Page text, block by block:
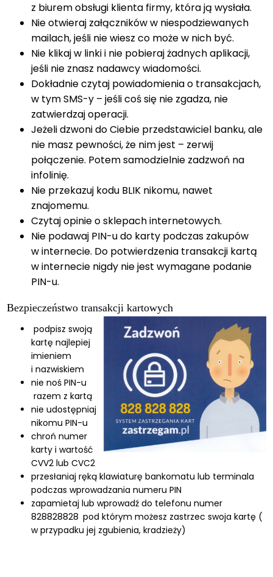
z biurem obsługi klienta firmy, która ją wysłała.
Nie otwieraj załączników w niespodziewanych
mailach, jeśli nie wiesz co może w nich być.
Nie klikaj w linki i nie pobieraj żadnych aplikacji,
jeśli nie znasz nadawcy wiadomości.
Dokładnie czytaj powiadomienia o transakcjach,
w tym SMS-y – jeśli coś się nie zgadza, nie
zatwierdzaj operacji.
Jeżeli dzwoni do Ciebie przedstawiciel banku, ale
nie masz pewności, że nim jest – zerwij
połączenie. Potem samodzielnie zadzwoń na
infolinię.
Nie przekazuj kodu BLIK nikomu, nawet
znajomemu.
Czytaj opinie o sklepach internetowych.
Nie podawaj PIN-u do karty podczas zakupów
w internecie. Do potwierdzenia transakcji kartą
w internecie nigdy nie jest wymagane podanie
PIN-u.
Bezpieczeństwo transakcji kartowych
podpisz swoją
kartę najlepiej
imieniem
i nazwiskiem
nie noś PIN-u
razem z kartą
nie udostępniaj
nikomu PIN-u
chroń numer
karty i wartość
CVV2 lub CVC2
przesłaniaj ręką klawiaturę bankomatu lub terminala
podczas wprowadzania numeru PIN
zapamietaj lub wprowadź do telefonu numer
828828828 pod którym możesz zastrzec swoja kartę (
w przypadku jej zgubienia, kradzieży)